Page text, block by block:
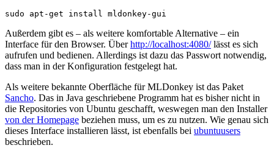
sudo apt-get install mldonkey-gui
Außerdem gibt es – als weitere komfortable Alternative – ein
Interface für den Browser. Überhttp://localhost:4080/lässt es sich
aufrufen und bedienen. Allerdings ist dazu das Passwort notwendig,
dass man in der Konfiguration festgelegt hat.
Als weitere bekannte Oberfläche für MLDonkey ist das Paket
Sancho. Das in Java geschriebene Programm hat es bisher nicht in
die Repositories von Ubuntu geschafft, weswegen man den Installer
von der Homepage beziehen muss, um es zu nutzen. Wie genau sich
dieses Interface installieren lässt, ist ebenfalls bei ubuntuusers
beschrieben.